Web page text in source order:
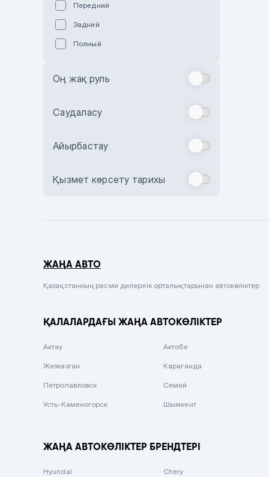
Зеленый
Бежевый
Комбинированный
Сиреневый металлик
Вишневый
Передний
Задний
Полный
Оң жақ руль
Саудаласу
Айырбастау
Қызмет көрсету тарихы
ЖАҢА АВТО
Қазақстанның ресми дилерлік орталықтарынан автокөліктер
ҚАЛАЛАРДАҒЫ ЖАҢА АВТОКӨЛІКТЕР
Актау Актобе
Жезказган Караганда
Петропавловск Семей
Усть-Каменогорск Шымкент
ЖАҢА АВТОКӨЛІКТЕР БРЕНДТЕРІ
Hyundai Chery